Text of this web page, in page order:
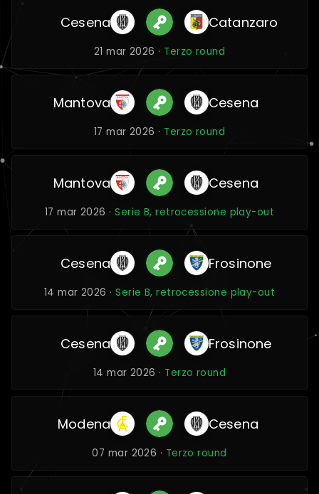
Cesena Catanzaro
21 mar 2026 · Terzo round
Mantova Cesena
17 mar 2026 · Terzo round
Mantova Cesena
17 mar 2026 ·Serie B, retrocessione play-out
Cesena Frosinone
14 mar 2026 ·Serie B, retrocessione play-out
Cesena Frosinone
14 mar 2026 · Terzo round
Modena Cesena
07 mar 2026 · Terzo round